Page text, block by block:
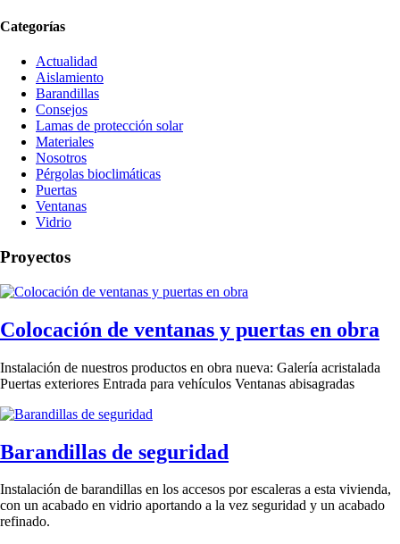
Categorías
Actualidad
Aislamiento
Barandillas
Consejos
Lamas de protección solar
Materiales
Nosotros
Pérgolas bioclimáticas
Puertas
Ventanas
Vidrio
Proyectos
Colocación de ventanas y puertas en obra
Instalación de nuestros productos en obra nueva: Galería acristalada
Puertas exteriores Entrada para vehículos Ventanas abisagradas
Barandillas de seguridad
Instalación de barandillas en los accesos por escaleras a esta vivienda,
con un acabado en vidrio aportando a la vez seguridad y un acabado
refinado.